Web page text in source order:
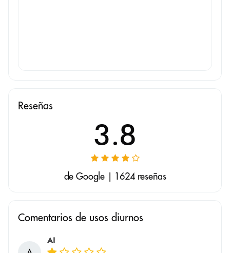
Reseñas
3.8
de Google | 1624 reseñas
Comentarios de usos diurnos
Al